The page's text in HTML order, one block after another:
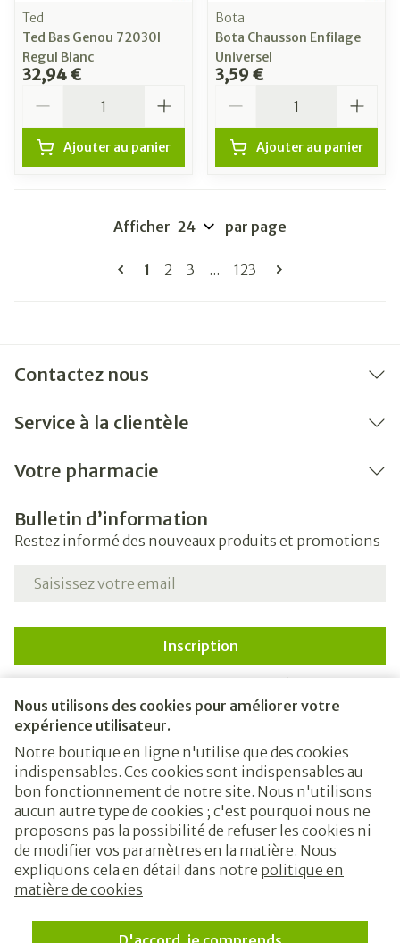
Nous utilisons des cookies pour améliorer votre
expérience utilisateur.
Notre boutique en ligne n'utilise que des cookies
indispensables. Ces cookies sont indispensables au
bon fonctionnement de notre site. Nous n'utilisons
aucun autre type de cookies ; c'est pourquoi nous ne
proposons pas la possibilité de refuser les cookies ni
de modifier vos paramètres en la matière. Nous
expliquons cela en détail dans notre politique en
matière de cookies
Ted
Ted Bas Genou 72030l
Regul Blanc
32,94 €
Ajouter au panier
Bota
Bota Chausson Enfilage
Universel
3,59 €
Ajouter au panier
Pages
Vous lisez actuellement la page
1 Page
2 Page
3 ... Page
123
Afficher par page
Contactez nous
Service à la clientèle
Votre pharmacie
Bulletin d’information
Restez informé des nouveaux produits et promotions
Adresse mail
Inscription
newsletter et acceptez notrepolitique de confidentialité
Liens légaux